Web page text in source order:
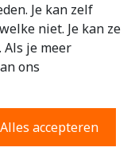
Je kan zelf
niet. Je kan ze
je meer
ons
Alles accepteren